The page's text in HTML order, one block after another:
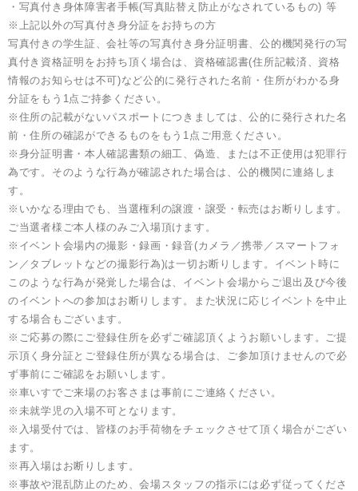
・写真付き身体障害者手帳(写真貼替え防止がなされているもの) 等
※上記以外の写真付き身分証をお持ちの方
写真付きの学生証、会社等の写真付き身分証明書、公的機関発行の写
真付き資格証明をお持ち頂く場合は、資格確認書(住所記載済、資格
情報のお知らせは不可)など公的に発行された名前・住所がわかる身
分証をもう1点ご持参ください。
※住所の記載がないパスポートにつきましては、公的に発行された名
前・住所の確認ができるものをもう1点ご用意ください。
※身分証明書・本人確認書類の細工、偽造、または不正使用は犯罪行
為です。そのような行為が確認された場合は、公的機関に連絡しま
す。
※いかなる理由でも、当選権利の譲渡・譲受・転売はお断りします。
ご当選者様ご本人様のみご入場頂けます。
※イベント会場内の撮影・録画・録音(カメラ／携帯／スマートフォ
ン／タブレットなどの撮影行為)は一切お断りします。イベント時に
このような行為が発覚した場合は、イベント会場からご退出及び今後
のイベントへの参加はお断りします。また状況に応じイベントを中止
する場合もございます。
※ご応募の際にご登録住所を必ずご確認頂くようお願いします。ご提
示頂く身分証とご登録住所が異なる場合は、ご参加頂けませんので必
ず事前にご確認をお願いします。
※車いすでご来場のお客さまは事前にご連絡ください。
※未就学児の入場不可となります。
※入場受付では、皆様のお手荷物をチェックさせて頂く場合がござい
ます。
※再入場はお断りします。
※事故や混乱防止のため、会場スタッフの指示には必ず従ってくださ